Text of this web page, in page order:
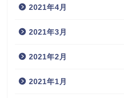
2021年4月
2021年3月
2021年2月
2021年1月